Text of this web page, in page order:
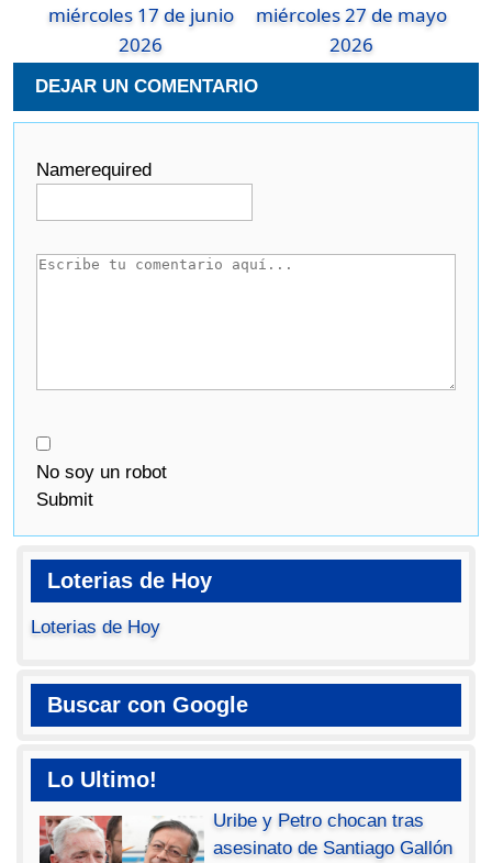
miércoles 17 de junio
2026
miércoles 27 de mayo
2026
DEJAR UN COMENTARIO
Namerequired
No soy un robot
Submit
Loterias de Hoy
Loterias de Hoy
Buscar con Google
Lo Ultimo!
Uribe y Petro chocan tras
asesinato de Santiago Gallón